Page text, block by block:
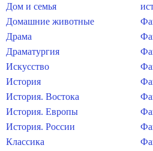
Дом и семья
Домашние животные
Драма
Драматургия
Искусство
История
История. Востока
История. Европы
История. России
Классика